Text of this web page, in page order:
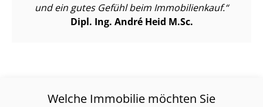
und ein gutes Gefühl beim Immobilienkauf.
Dipl. Ing. André Heid M.Sc.
Welche Immobilie möchten Sie